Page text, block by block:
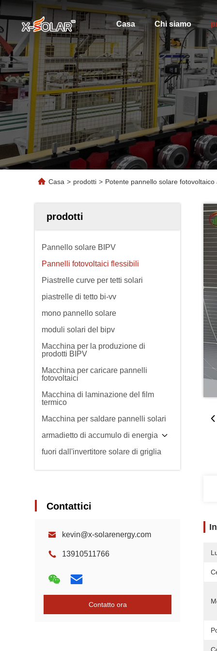
Casa Chi siamo
Casa > prodotti > Potente pannello solare
prodotti
Pannello solare BIPV
Pannelli fotovoltaici flessibili
Piastrelle curve per tetti solari
piastrelle di tetto bi-vv
mono pannello solare
moduli solari del bipv
Macchina per la produzione di
prodotti BIPV
Macchina per caricare pannelli
fotovoltaici
Macchina di laminazione del film
termico
Macchina per saldare pannelli solari
armadietto di accumulo di energia
fuori dall'invertitore solare di griglia
Contattici
kevin@x-solarenergy.com
13910511766
Contatto ora